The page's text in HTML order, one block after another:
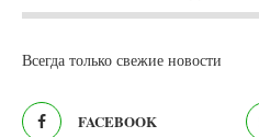
Всегда только свежие новости
FACEBOOK